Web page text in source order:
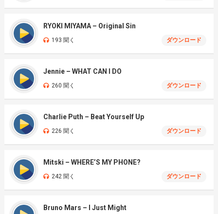
RYOKI MIYAMA – Original Sin
193 聞く ダウンロード
Jennie – WHAT CAN I DO
260 聞く ダウンロード
Charlie Puth – Beat Yourself Up
226 聞く ダウンロード
Mitski – WHERE’S MY PHONE?
242 聞く ダウンロード
Bruno Mars – I Just Might